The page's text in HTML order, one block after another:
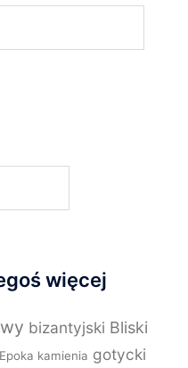
więcej
bizantyjski Bliski
Epoka kamienia gotycki